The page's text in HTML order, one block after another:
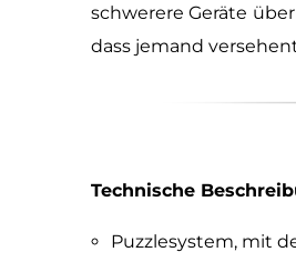
schwerere Geräte
dass jemand
Technische
Puzzlesystem, mit